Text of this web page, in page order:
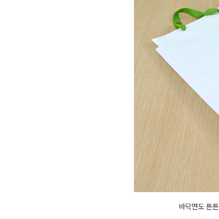
바닥면도 튼